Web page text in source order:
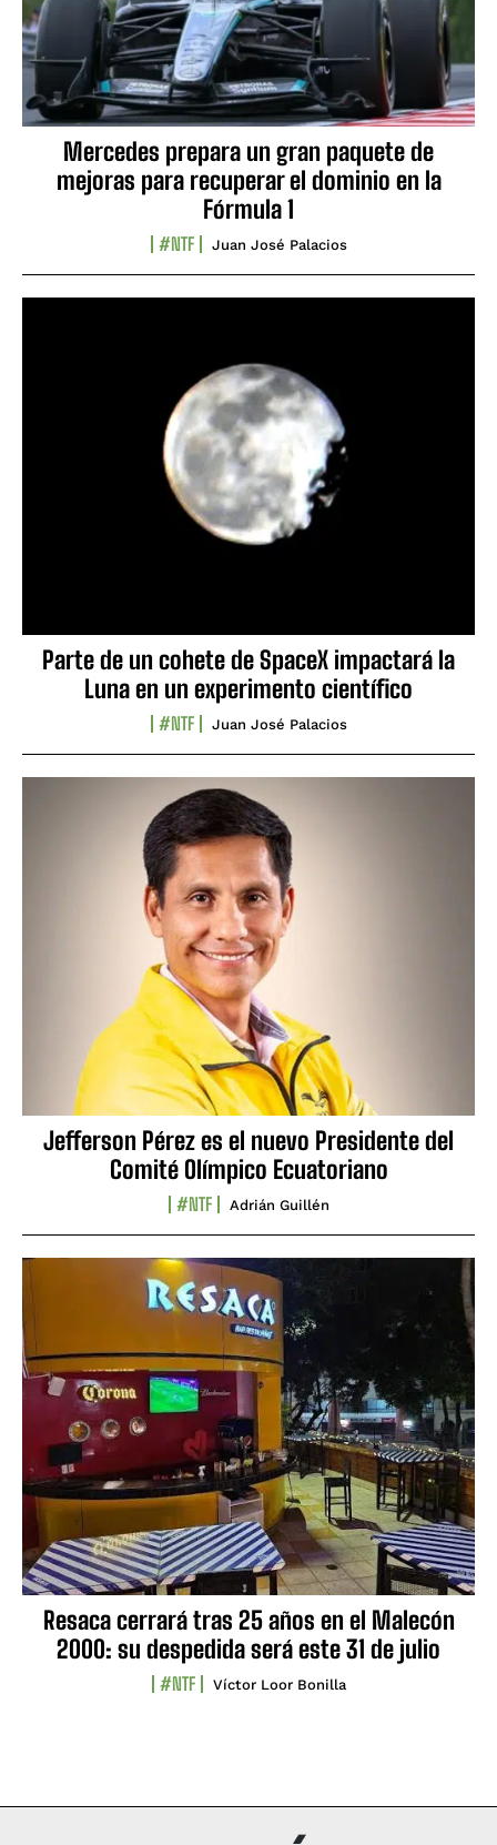
Mercedes prepara un gran paquete de
mejoras para recuperar el dominio en la
Fórmula 1
#NTF Juan José Palacios
Parte de un cohete de SpaceX impactará la
Luna en un experimento científico
#NTF Juan José Palacios
Jefferson Pérez es el nuevo Presidente del
Comité Olímpico Ecuatoriano
#NTF Adrián Guillén
Resaca cerrará tras 25 años en el Malecón
2000: su despedida será este 31 de julio
#NTF Víctor Loor Bonilla